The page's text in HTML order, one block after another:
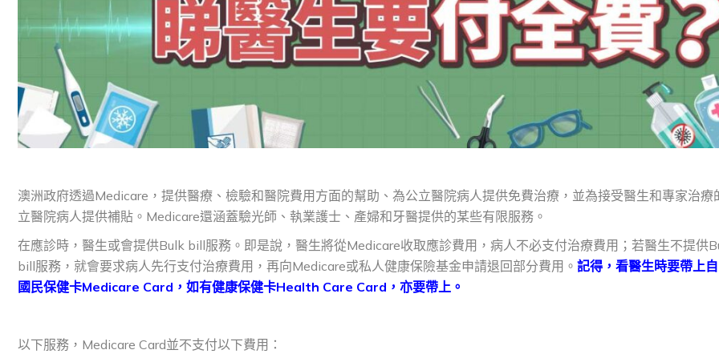
澳洲政府透過Medicare，提供醫療、檢驗和醫院費用方面的幫助、為公立醫院病人提供免費治療，並為接受醫生和專家治療
立醫院病人提供補貼。Medicare還涵蓋驗光師、執業護士、產婦和牙醫提供的某些有限服務。
在應診時，醫生或會提供Bulk bill服務。即是說，醫生將從Medicare收取應診費用，病人不必支付治療費用；若醫生不提供
bill服務，就會要求病人先行支付治療費用，再向Medicare或私人健康保險基金申請退回部分費用。 記得，看醫生時要帶上
國民保健卡Medicare Card，如有健康保健卡Health Care Card，亦要帶上。
以下服務，Medicare Card並不支付以下費用：